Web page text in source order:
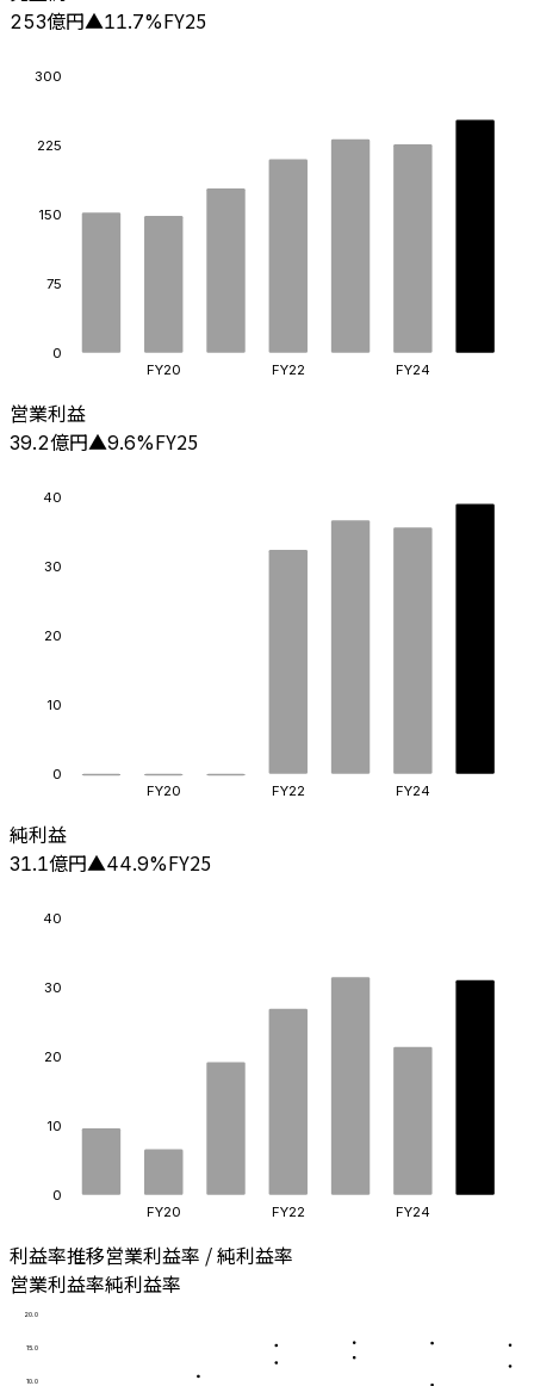
253億円▲11.7%FY25
0
75
150
225
300
FY20 FY22 FY24
営業利益
39.2億円▲9.6%FY25
0
10
20
30
40
FY20 FY22 FY24
純利益
31.1億円▲44.9%FY25
0
10
20
30
40
FY20 FY22 FY24
利益率推移営業利益率 / 純利益率
営業利益率純利益率
10.0
15.0
20.0